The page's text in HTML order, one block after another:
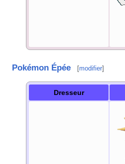
Pokémon Épée [modifier]
Dresseur